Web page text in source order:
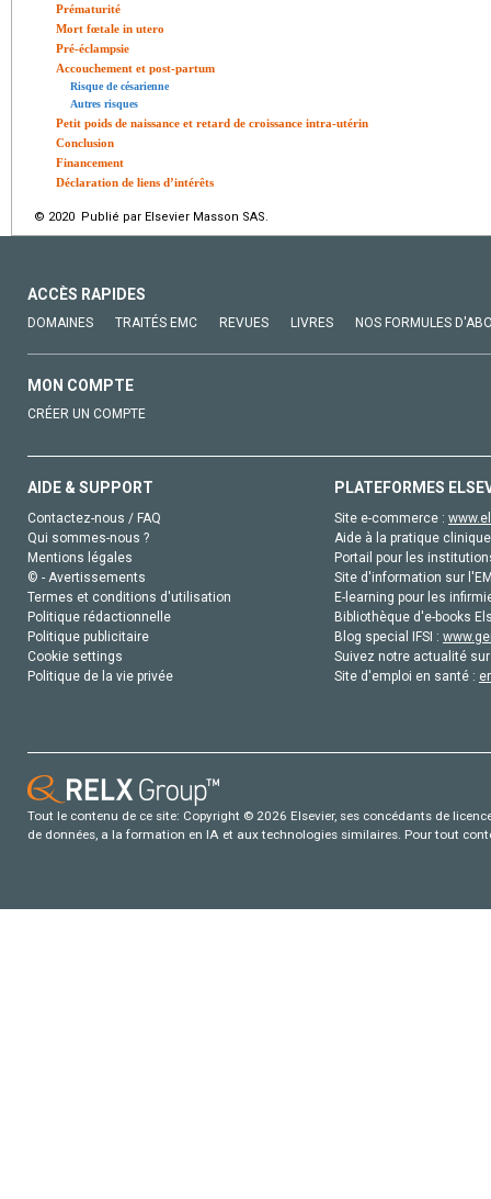
Prématurité
Mort fœtale in utero
Pré-éclampsie
Accouchement et post-partum
Risque de césarienne
Autres risques
Petit poids de naissance et retard de croissance intra-utérin
Conclusion
Financement
Déclaration de liens d’intérêts
© 2020 Publié par Elsevier Masson SAS.
ACCÈS RAPIDES
DOMAINES TRAITÉS EMC REVUES LIVRES NOS FORMULES
MON COMPTE
CRÉER UN COMPTE
AIDE & SUPPORT
Contactez-nous / FAQ
Qui sommes-nous ?
Mentions légales
© - Avertissements
Termes et conditions d'utilisation
Politique rédactionnelle
Politique publicitaire
Cookie settings
Politique de la vie privée
PLATEFORMES
Site e-commerce :
Aide à la pratique
Portail pour les
Site d'information sur
E-learning pour les
Bibliothèque d'e-books
Blog special IFSI :
Suivez notre actualité
Site d'emploi en santé :
Tout le contenu de ce site: Copyright © 2026 Elsevier, ses concédants de
de données, a la formation en IA et aux technologies similaires. Pour tout